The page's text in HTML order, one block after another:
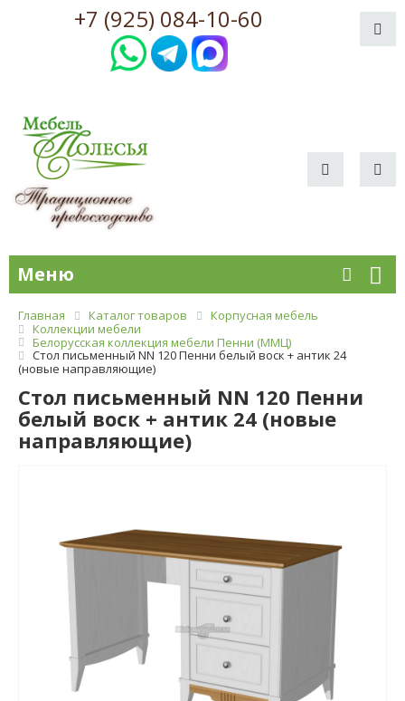
+7 (925) 084-10-60
Меню
Главная Каталог товаров
Корпусная мебель
Коллекции мебели
Белорусская коллекция мебели Пенни (ММЦ)
Стол письменный NN 120 Пенни белый воск + антик 24
(новые направляющие)
Стол письменный NN 120 Пенни
белый воск + антик 24 (новые
направляющие)